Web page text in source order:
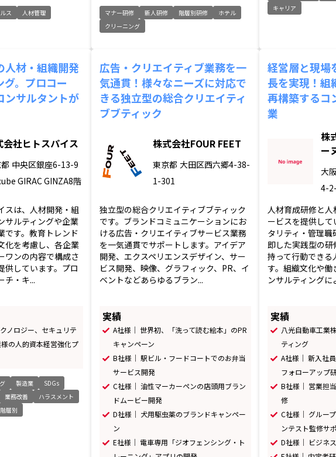
ス
人材管理
マナー研修 新人研修 階層別研修
ホテル
クリーニング
キャリア
人材・組織開発
グ。プロコー
ンサルタントが
会社ヒトスパイス
中央区銀座6-13-9
GIRAC GINZA8階
スは、人材開発・組
サルティングや企業
です。教育トレンド
化を考慮し、各企業
ワンの内容で構成さ
供しています。プロ
チ・キ...
ノロジー、セキュリテ
の人的資本経営強化プ
製造業
SDGs
業務改善
ハラスメント
階層別
広告・クリエイティブ業務を一
気通貫！様々なニーズに対応で
きる独立型の総合クリエイティ
ブブティック
株式会社FOUR FEET
東京都 大田区西六郷4-38-
1-301
独立型の総合クリエイティブブティック
です。ブランドコミュニケーションにお
ける広告・クリエイティブサービス業務
を一気通貫でサポートします。アイデア
開発、エクスペリエンスデザイン、サー
ビス開発、映像、グラフィック、PR、イ
ベントなどあらゆるブラン...
実績
A社様｜ 世界初、「洗って読む絵本」のPR
キャンペーン
B社様｜ 駅ビル・フードコートでのお弁当
サービス開発
C社様｜ 油性マーカーペンの店頭用ブラン
ドムービー開発
D社様｜ 犬用駆虫薬のブランドキャンペー
ン
E社様｜ 電車専用「ジオフェンシング・ト
経営層と現場
長を実現！組
再構築するコ
業
株
ー
大
4-
人材育成研修と人
ービスを提供し
タリティ・管理
即した実践型の研
持って行動できる
す。組織文化や働
ンサルティングに
実績
八光自動車工業
ティング
A社様｜ 新入社
フォローアップ
B社様｜ 営業担
修
C社様｜ グルー
ンテスト監修サ
D社様｜ ビジネ